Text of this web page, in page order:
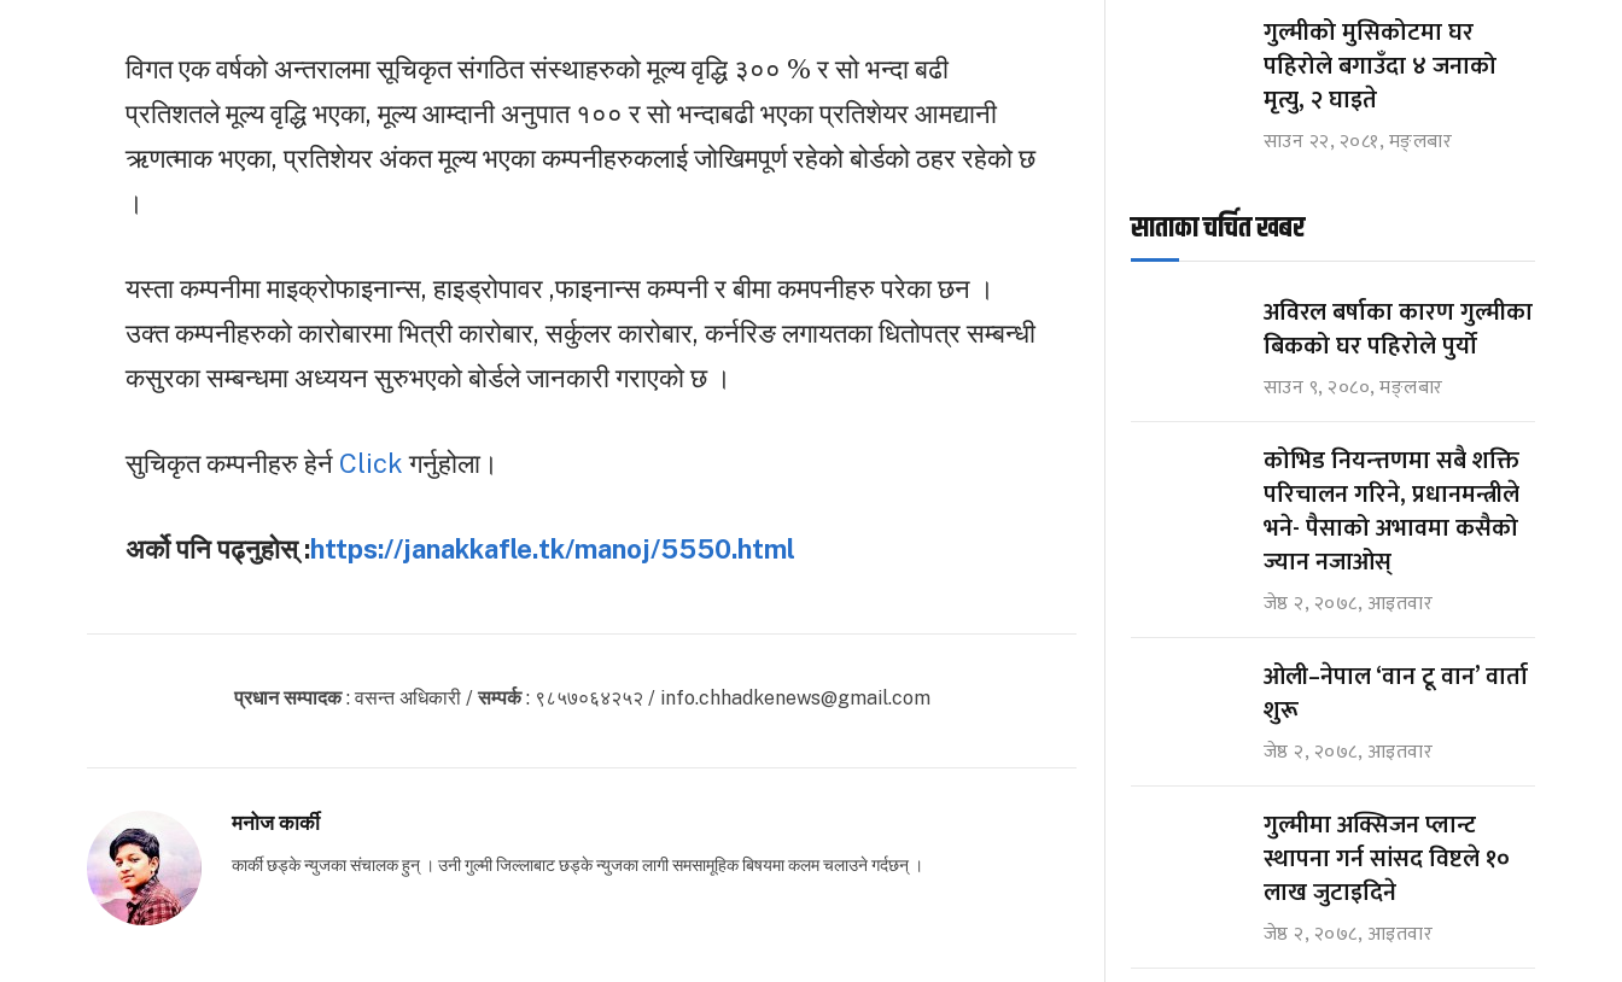
विगत एक वर्षको अन्तरालमा सूचिकृत संगठित संस्थाहरुको मूल्य वृद्धि ३०० % र सो भन्दा बढी
प्रतिशतले मूल्य वृद्धि भएका, मूल्य आम्दानी अनुपात १०० र सो भन्दाबढी भएका प्रतिशेयर आमद्यानी
ऋणत्माक भएका, प्रतिशेयर अंकत मूल्य भएका कम्पनीहरुकलाई जोखिमपूर्ण रहेको बोर्डको ठहर रहेको छ
।
यस्ता कम्पनीमा माइक्रोफाइनान्स, हाइड्रोपावर ,फाइनान्स कम्पनी र बीमा कमपनीहरु परेका छन ।
उक्त कम्पनीहरुको कारोबारमा भित्री कारोबार, सर्कुलर कारोबार, कर्नरिङ लगायतका धितोपत्र सम्बन्धी
कसुरका सम्बन्धमा अध्ययन सुरुभएको बोर्डले जानकारी गराएको छ ।
सुचिकृत कम्पनीहरु हेर्न Clickगर्नुहोला।
अर्को पनि पढ्नुहोस् :https://janakkafle.tk/manoj/5550.html
प्रधान सम्पादक: वसन्त अधिकारी /सम्पर्क: ९८५७०६४२५२ / info.chhadkenews@gmail.com
मनोज कार्की
कार्की छड्के न्युजका संचालक हुन् । उनी गुल्मी जिल्लाबाट छड्के न्युजका लागी समसामूहिक बिषयमा कलम चलाउने गर्दछन् ।
गुल्मीको मुसिकोटमा घर
पहिरोले बगाउँदा ४ जनाको
मृत्यु, २ घाइते
साउन २२, २०८१, मङ्लबार
साताका चर्चित खबर
अविरल बर्षाका कारण गुल्मीका
बिकको घर पहिरोले पुर्यो
साउन ९, २०८०, मङ्लबार
कोभिड नियन्त्तणमा सबै शक्ति
परिचालन गरिने, प्रधानमन्त्रीले
भने- पैसाको अभावमा कसैको
ज्यान नजाओस्
जेष्ठ २, २०७८, आइतवार
ओली–नेपाल ‘वान टू वान’ वार्ता
शुरू
जेष्ठ २, २०७८, आइतवार
गुल्मीमा अक्सिजन प्लान्ट
स्थापना गर्न सांसद विष्टले १०
लाख जुटाइदिने
जेष्ठ २, २०७८, आइतवार